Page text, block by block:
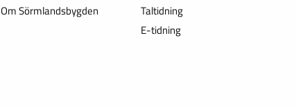
Om Sörmlandsbygden
Taltidning
E-tidning